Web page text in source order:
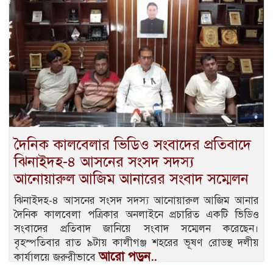
দৈনিক কালবেলার ভিডিও সংবাদের প্রতিবাদে
ঝিনাইদহ-৪ আসনের সংসদ সদস্য
আনোয়ারুল আজিম আনারের সংবাদ সম্মেলন
ঝিনাইদহ-৪ আসনের সংসদ সদস্য আনোয়ারুল আজিম আনার
দৈনিক কালবেলা পত্রিকার অনলাইনে প্রচারিত একটি ভিডিও
সংবাদের প্রতিবাদ জানিয়ে সংবাদ সম্মেলন করেছেন।
বৃহস্পতিবার রাত ৯টায় কালীগঞ্জ শহরের ভূষণ রোডস্থ দলীয়
কার্যালয়ে জরুরীভাবেআরো পড়ুন..